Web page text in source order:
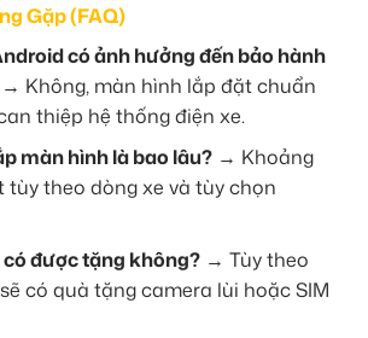
Gặp (FAQ)
có ảnh hưởng đến bảo hành
→ Không, màn hình lắp đặt chuẩn
thiệp hệ thống điện xe.
màn hình là bao lâu? → Khoảng
tùy theo dòng xe và tùy chọn
được tặng không? → Tùy theo
có quà tặng camera lùi hoặc SIM